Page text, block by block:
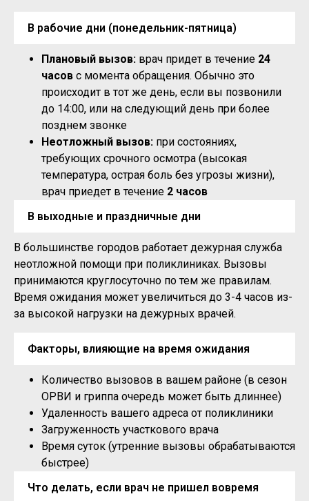
В рабочие дни (понедельник-пятница)
Плановый вызов: врач придет в течение 24
часов с момента обращения. Обычно это
происходит в тот же день, если вы позвонили
до 14:00, или на следующий день при более
позднем звонке
Неотложный вызов: при состояниях,
требующих срочного осмотра (высокая
температура, острая боль без угрозы жизни),
врач приедет в течение 2 часов
В выходные и праздничные дни
В большинстве городов работает дежурная служба
неотложной помощи при поликлиниках. Вызовы
принимаются круглосуточно по тем же правилам.
Время ожидания может увеличиться до 3-4 часов из-
за высокой нагрузки на дежурных врачей.
Факторы, влияющие на время ожидания
Количество вызовов в вашем районе (в сезон
ОРВИ и гриппа очередь может быть длиннее)
Удаленность вашего адреса от поликлиники
Загруженность участкового врача
Время суток (утренние вызовы обрабатываются
быстрее)
Что делать, если врач не пришел вовремя